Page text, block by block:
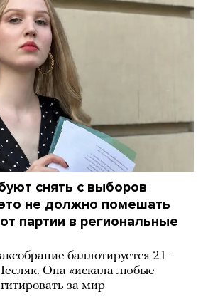
снять с выборов
не должно помешать
партии в региональные
баллотируется 21-
Она «искала любые
за мир